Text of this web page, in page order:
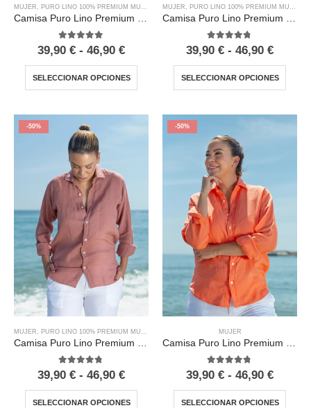
MUJER , PURO LINO 100% PREMIUM MUJER
Camisa Puro Lino Premium Coral Mujer
5.00 out of 5
39,90 € - 46,90 €
SELECCIONAR OPCIONES
MUJER , PURO LINO 100% PREMIUM MUJER
Camisa Puro Lino Premium Malva Mujer
4.67 out of 5
39,90 € - 46,90 €
SELECCIONAR OPCIONES
-50%
MUJER , PURO LINO 100% PREMIUM MUJER
Camisa Puro Lino Premium Maquillaje Mujer
4.67 out of 5
39,90 € - 46,90 €
SELECCIONAR OPCIONES
-50%
MUJER
4.67 out of 5
39,90 € - 46,90 €
SELECCIONAR OPCIONES